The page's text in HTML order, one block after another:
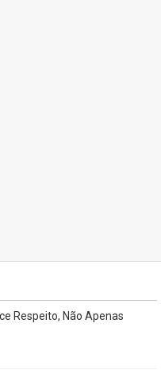
Respeito, Não Apenas